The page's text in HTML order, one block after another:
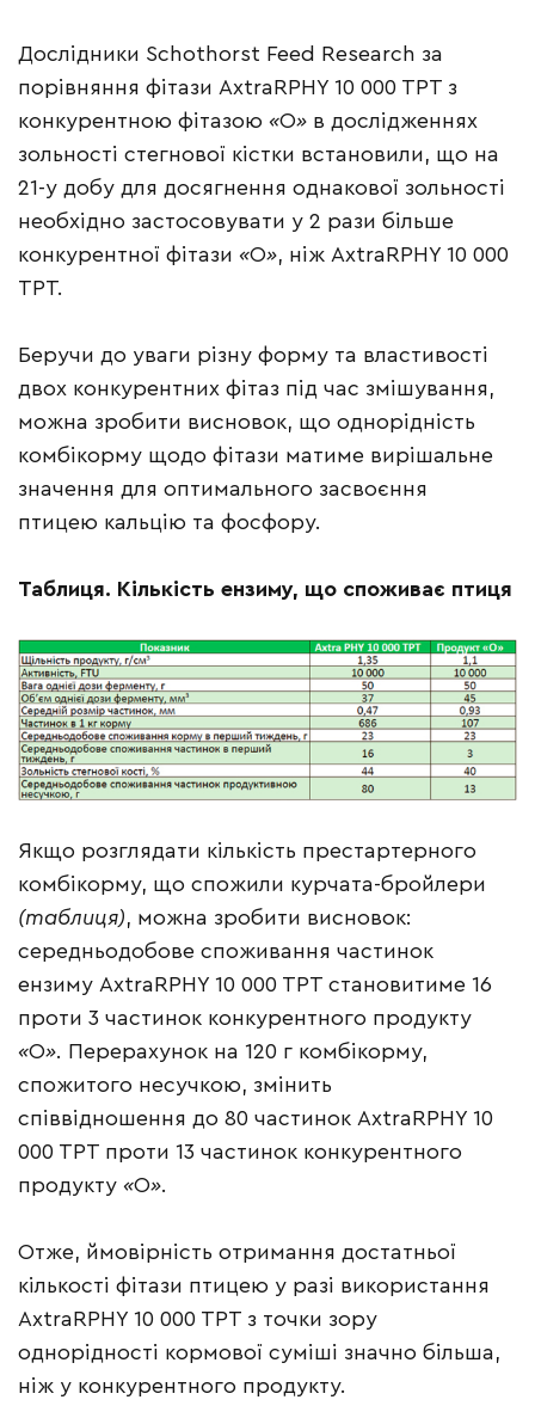
Дослідники Schothorst Feed Research за
порівняння фітази AxtraRPHY 10 000 TPT з
конкурентною фітазою «О» в дослідженнях
зольності стегнової кістки встановили, що на
21-у добу для досягнення однакової зольності
необхідно застосовувати у 2 рази більше
конкурентної фітази «О», ніж AxtraRPHY 10 000
TPT.
Беручи до уваги різну форму та властивості
двох конкурентних фітаз під час змішування,
можна зробити висновок, що однорідність
комбікорму щодо фітази матиме вирішальне
значення для оптимального засвоєння
птицею кальцію та фосфору.
Таблиця. Кількість ензиму, що споживає птиця
Якщо розглядати кількість престартерного
комбікорму, що спожили курчата-бройлери
(таблиця) , можна зробити висновок:
середньодобове споживання частинок
ензиму AxtraRPHY 10 000 TPT становитиме 16
проти 3 частинок конкурентного продукту
«О» . Перерахунок на 120 г комбікорму,
спожитого несучкою, змінить
співвідношення до 80 частинок AxtraRPHY 10
000 TPT проти 13 частинок конкурентного
продукту «О»
Отже, ймовірність отримання достатньої
кількості фітази птицею у разі використання
AxtraRPHY 10 000 TPT з точки зору
однорідності кормової суміші значно більша,
ніж у конкурентного продукту.